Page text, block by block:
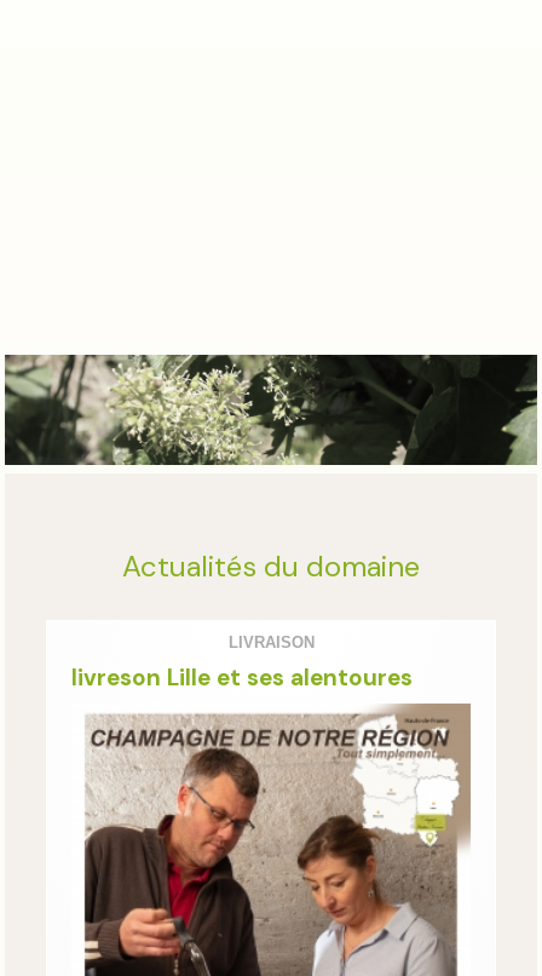
Actualités du domaine
LIVRAISON
livreson Lille et ses alentoures